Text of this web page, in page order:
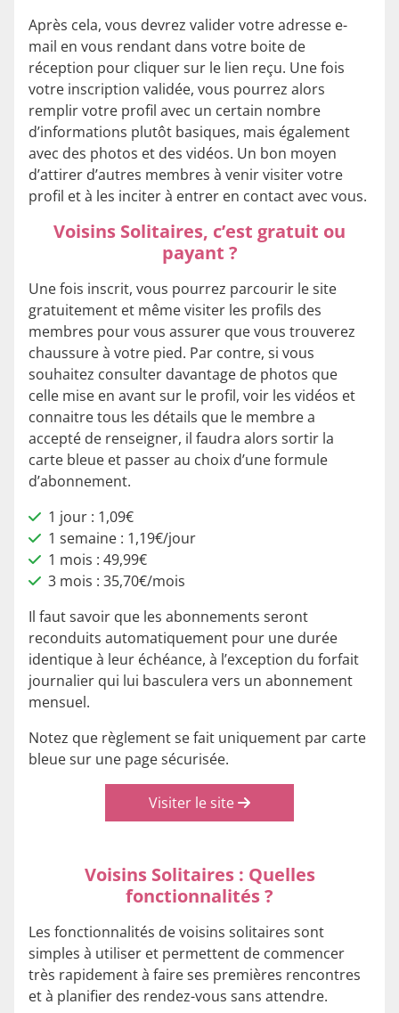
Après cela, vous devrez valider votre adresse e-
mail en vous rendant dans votre boite de
réception pour cliquer sur le lien reçu. Une fois
votre inscription validée, vous pourrez alors
remplir votre profil avec un certain nombre
d’informations plutôt basiques, mais également
avec des photos et des vidéos. Un bon moyen
d’attirer d’autres membres à venir visiter votre
profil et à les inciter à entrer en contact avec vous.
Voisins Solitaires, c’est gratuit ou
payant ?
Une fois inscrit, vous pourrez parcourir le site
gratuitement et même visiter les profils des
membres pour vous assurer que vous trouverez
chaussure à votre pied. Par contre, si vous
souhaitez consulter davantage de photos que
celle mise en avant sur le profil, voir les vidéos et
connaitre tous les détails que le membre a
accepté de renseigner, il faudra alors sortir la
carte bleue et passer au choix d’une formule
d’abonnement.
1 jour : 1,09€
1 semaine : 1,19€/jour
1 mois : 49,99€
3 mois : 35,70€/mois
Il faut savoir que les abonnements seront
reconduits automatiquement pour une durée
identique à leur échéance, à l’exception du forfait
journalier qui lui basculera vers un abonnement
mensuel.
Notez que règlement se fait uniquement par carte
bleue sur une page sécurisée.
Visiter le site
Voisins Solitaires : Quelles
fonctionnalités ?
Les fonctionnalités de voisins solitaires sont
simples à utiliser et permettent de commencer
très rapidement à faire ses premières rencontres
et à planifier des rendez-vous sans attendre.